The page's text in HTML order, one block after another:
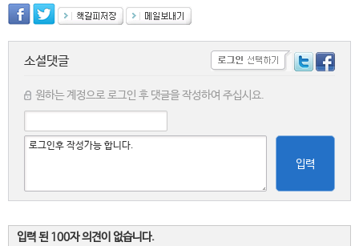
소셜댓글
원하는 계정으로 로그인 후 댓글을 작성하여 주십시요.
입력
입력 된 100자 의견이 없습니다.